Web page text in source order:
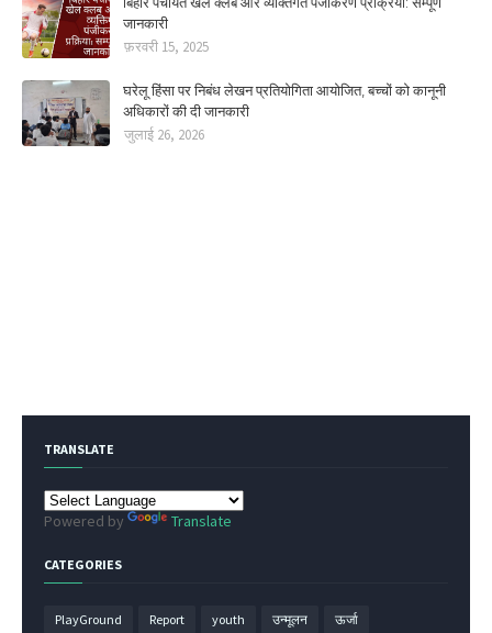
जानकारी
फ़रवरी 15, 2025
घरेलू हिंसा पर निबंध लेखन प्रतियोगिता आयोजित, बच्चों को कानूनी
अधिकारों की दी जानकारी
जुलाई 26, 2026
TRANSLATE
Powered by Translate
CATEGORIES
PlayGround Report youth उन्मूलन ऊर्जा